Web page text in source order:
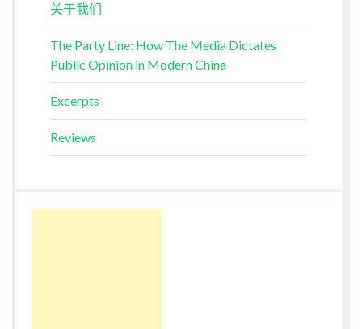
关于我们
The Party Line: How The Media Dictates
Public Opinion in Modern China
Excerpts
Reviews